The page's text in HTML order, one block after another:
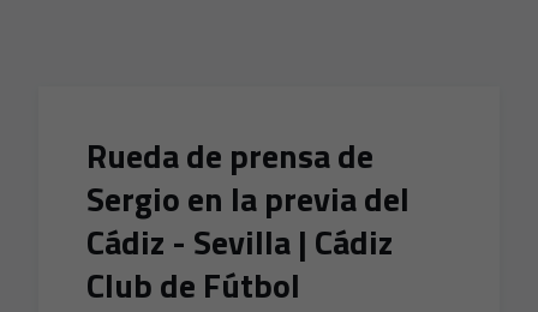
Rueda de prensa de
Sergio en la previa del
Cádiz - Sevilla | Cádiz
Club de Fútbol